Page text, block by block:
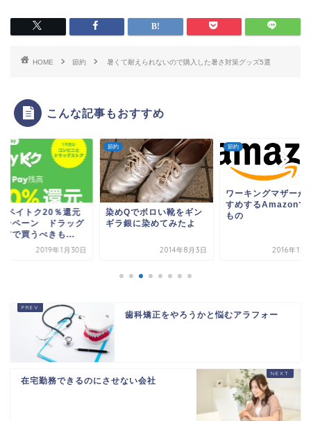
HOME 節約 暑くて耐えられないので購入した暑さ対策グッズ5選
こんな記事もおすすめ
ペイトク20％還元
ンペーン ドラッグ
アで買うべきも...
2019年1月30日
節約
染めQでボロい靴をギン
ギラ銀に染めてみたよ
2014年8月3日
節約
ワーキングマザーが
すめするAmazonで
もの
2016年12
歯科矯正をやろうかと悩むアラフォー
在宅勤務できるのにさせない会社